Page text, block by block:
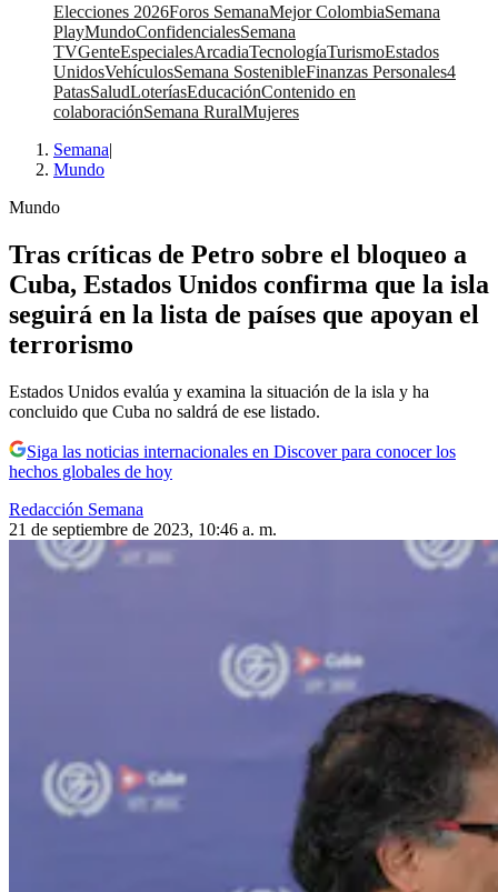
Elecciones 2026Foros SemanaMejor ColombiaSemana
PlayMundoConfidencialesSemana
TVGenteEspecialesArcadiaTecnologíaTurismoEstados
UnidosVehículosSemana SostenibleFinanzas Personales4
PatasSaludLoteríasEducaciónContenido en
colaboraciónSemana RuralMujeres
Semana|
Mundo
Mundo
Tras críticas de Petro sobre el bloqueo a
Cuba, Estados Unidos confirma que la isla
seguirá en la lista de países que apoyan el
terrorismo
Estados Unidos evalúa y examina la situación de la isla y ha
concluido que Cuba no saldrá de ese listado.
Siga las noticias internacionales en Discover para conocer los
hechos globales de hoy
Redacción Semana
21 de septiembre de 2023, 10:46 a. m.